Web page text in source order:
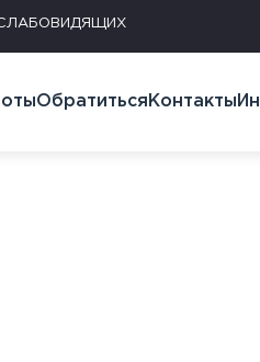
Обратиться Контакты